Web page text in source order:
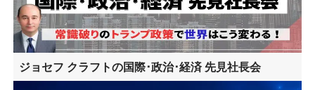
ジョセフ クラフトの国際･政治･経済 先見社長会